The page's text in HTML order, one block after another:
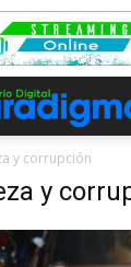
y corrupción
y